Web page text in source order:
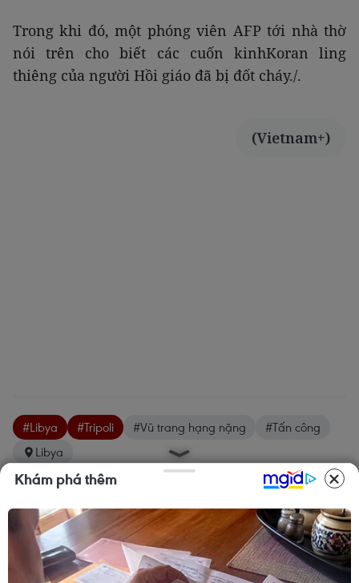
Trong khi đó, một phóng viên AFP tới nhà thờ
nói trên cho biết các cuốn kinhKoran ling
thiêng của người Hồi giáo đã bị đốt cháy./.
(Vietnam+)
#Libya #Tripoli #Vũ trang hạng nặng
#Tấn công
Libya
Theo dõi VietnamPlus
Khám phá thêm